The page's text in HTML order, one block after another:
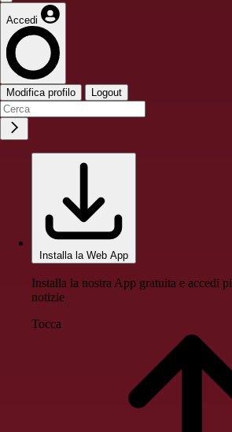
Accedi
Modifica profilo Logout
Installa la Web App
Installa la nostra App gratuita e accedi
notizie
Tocca